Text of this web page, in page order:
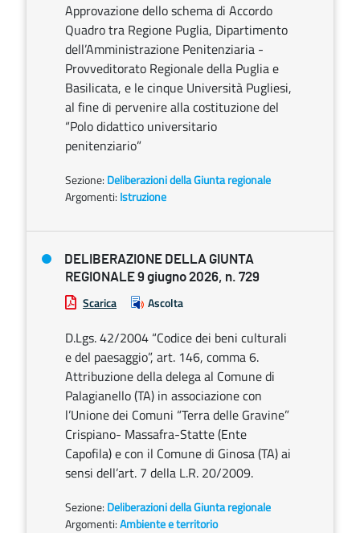
Approvazione dello schema di Accordo
Quadro tra Regione Puglia, Dipartimento
dell’Amministrazione Penitenziaria -
Provveditorato Regionale della Puglia e
Basilicata, e le cinque Università Pugliesi,
al fine di pervenire alla costituzione del
“Polo didattico universitario
penitenziario”
Sezione: Deliberazioni della Giunta regionale
Argomenti: Istruzione
DELIBERAZIONE DELLA GIUNTA
REGIONALE 9 giugno 2026, n. 729
Scarica Ascolta
D.Lgs. 42/2004 “Codice dei beni culturali
e del paesaggio”, art. 146, comma 6.
Attribuzione della delega al Comune di
Palagianello (TA) in associazione con
l’Unione dei Comuni “Terra delle Gravine”
Crispiano- Massafra-Statte (Ente
Capofila) e con il Comune di Ginosa (TA) ai
sensi dell’art. 7 della L.R. 20/2009.
Sezione: Deliberazioni della Giunta regionale
Argomenti:Ambiente e territorio